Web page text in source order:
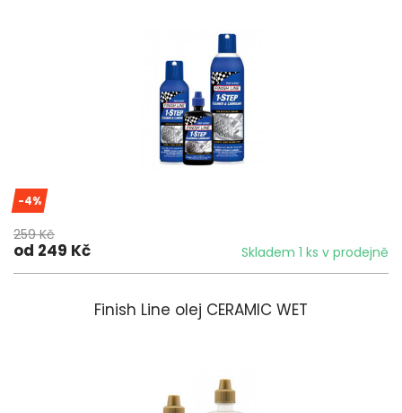
-4%
259 Kč
od 249 Kč Skladem 1 ks v prodejně
Finish Line olej CERAMIC WET